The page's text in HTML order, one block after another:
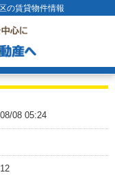
の賃貸物件情報
08 05:24